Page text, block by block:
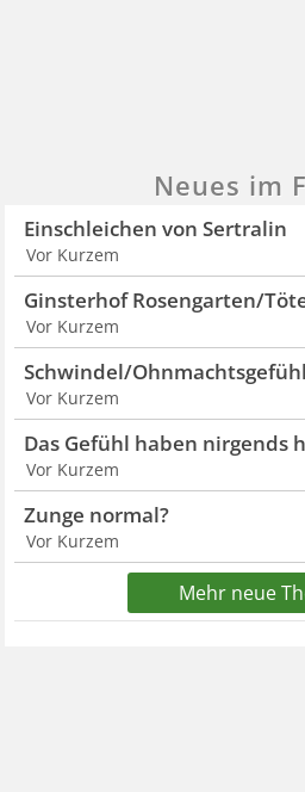
Neues im
Einschleichen von Sertralin
Vor Kurzem
Ginsterhof Rosengarten/
Vor Kurzem
Schwindel/Ohnmachtsgefühl
Vor Kurzem
Das Gefühl haben nirgends
Vor Kurzem
Zunge normal?
Vor Kurzem
Mehr neue